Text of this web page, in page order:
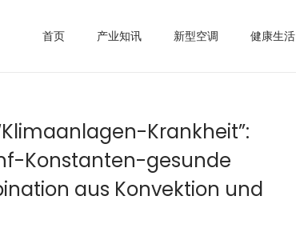
首页 产业知讯 新型空调 健康生活
Krankheit”:
Konstanten-gesunde
aus Konvektion und